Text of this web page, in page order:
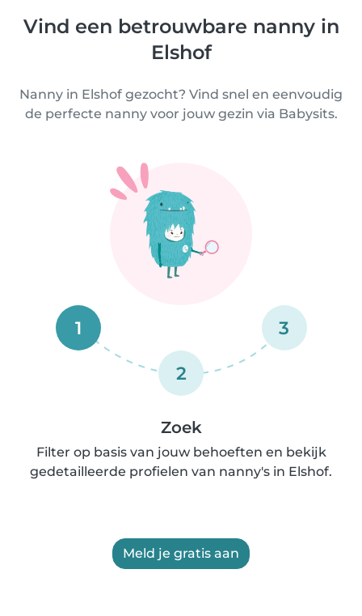
Vind een betrouwbare nanny in
Elshof
Nanny in Elshof gezocht? Vind snel en eenvoudig
de perfecte nanny voor jouw gezin via Babysits.
1
2
3
Zoek
Filter op basis van jouw behoeften en bekijk
gedetailleerde profielen van nanny's in Elshof.
Meld je gratis aan